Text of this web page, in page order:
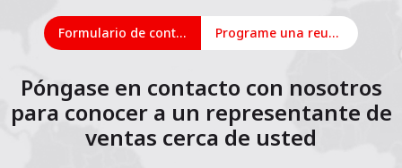
Formulario de contacto Programe una reunión en línea
Póngase en contacto con nosotros
para conocer a un representante de
ventas cerca de usted